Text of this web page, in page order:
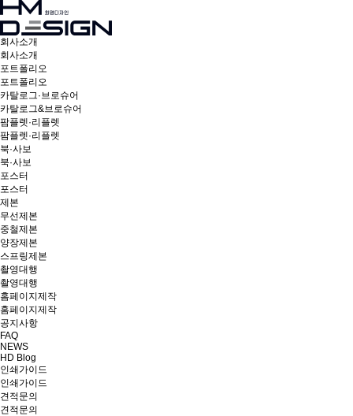
회사소개
회사소개
포트폴리오
포트폴리오
카탈로그·브로슈어
카탈로그&브로슈어
팜플렛·리플렛
팜플렛·리플렛
북·사보
북·사보
포스터
포스터
제본
무선제본
중철제본
양장제본
스프링제본
촬영대행
촬영대행
홈페이지제작
홈페이지제작
공지사항
FAQ
NEWS
HD Blog
인쇄가이드
인쇄가이드
견적문의
견적문의